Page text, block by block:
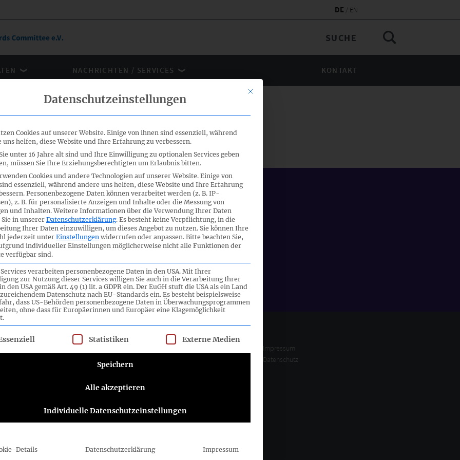
DE EN
NACHRICHTEN / SERVICES KONTAKT
EFRAG TEG MEETING
e.V.
DRSC-Newsletter abonnieren
Bitte wählen Sie aus, wie Sie von uns hören
Sie können sich jederzeit abmelden, indem Sie
auf den Link in der Fußzeile unserer E-Mails
Impressum
Datenschutz
Mit diesem Button wird der Dialog geschlossen. Seine
Datenschutzeinstellungen
Cookies auf unserer Website. Einige von ihnen sind essenziell, während
uns helfen, diese Website und Ihre Erfahrung zu verbessern.
unter 16 Jahre alt sind und Ihre Einwilligung zu optionalen Services geben
müssen Sie Ihre Erziehungsberechtigten um Erlaubnis bitten.
Cookies und andere Technologien auf unserer Website. Einige von
essenziell, während andere uns helfen, diese Website und Ihre Erfahrung
Personenbezogene Daten können verarbeitet werden (z. B. IP-
z. B. für personalisierte Anzeigen und Inhalte oder die Messung von
und Inhalten. Weitere Informationen über die Verwendung Ihrer Daten
in unserer Datenschutzerklärung. Es besteht keine Verpflichtung, in die
Ihrer Daten einzuwilligen, um dieses Angebot zu nutzen. Sie können Ihre
jederzeit unterEinstellungen widerrufen oder anpassen. Bitte beachten Sie,
individueller Einstellungen möglicherweise nicht alle Funktionen der
verfügbar sind.
verarbeiten personenbezogene Daten in den USA. Mit Ihrer
zur Nutzung dieser Services willigen Sie auch in die Verarbeitung Ihrer
den USA gemäß Art. 49 (1) lit. a GDPR ein. Der EuGH stuft die USA als ein Land
Datenschutz nach EU-Standards ein. Es besteht beispielsweise
dass US-Behörden personenbezogene Daten in Überwachungsprogrammen
ohne dass für Europäerinnen und Europäer eine Klagemöglichkeit
eine Liste der Service-Gruppen, für die eine Einwilligung erteilt werden kann. Die erste Service-Gruppe ist essenziell und
Statistiken Externe Medien
Speichern
Alle akzeptieren
Individuelle Datenschutzeinstellungen
Details Datenschutzerklärung Impressum